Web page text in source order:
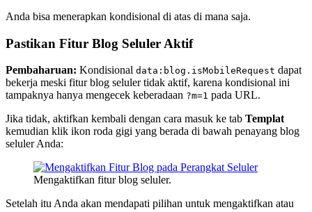
Anda bisa menerapkan kondisional di atas di mana saja.
Pastikan Fitur Blog Seluler Aktif
Pembaharuan: Kondisional data:blog.isMobileRequest dapat
bekerja meski fitur blog seluler tidak aktif, karena kondisional ini
tampaknya hanya mengecek keberadaan ?m=1 pada URL.
Jika tidak, aktifkan kembali dengan cara masuk ke tab Templat
kemudian klik ikon roda gigi yang berada di bawah penayang blog
seluler Anda:
Mengaktifkan fitur blog seluler.
Setelah itu Anda akan mendapati pilihan untuk mengaktifkan atau